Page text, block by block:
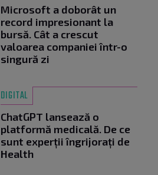
Microsoft a doborât un
record impresionant la
bursă. Cât a crescut
valoarea companiei într-o
singură zi
DIGITAL
ChatGPT lansează o
platformă medicală. De ce
sunt experții îngrijorați de
Health